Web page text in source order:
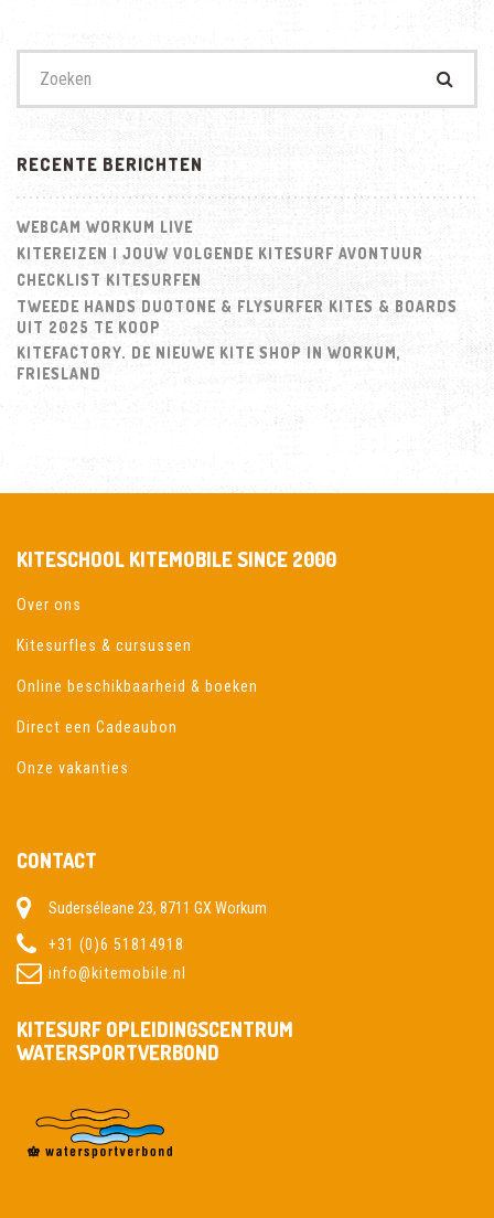
naar:
RECENTE BERICHTEN
WEBCAM WORKUM LIVE
KITEREIZEN | JOUW VOLGENDE KITESURF AVONTUUR
CHECKLIST KITESURFEN
TWEEDE HANDS DUOTONE & FLYSURFER KITES & BOARDS
UIT 2025 TE KOOP
KITEFACTORY. DE NIEUWE KITE SHOP IN WORKUM,
FRIESLAND
KITESCHOOL KITEMOBILE SINCE 2000
Over ons
Kitesurfles & cursussen
Online beschikbaarheid & boeken
Direct een Cadeaubon
Onze vakanties
CONTACT
Suderséleane 23, 8711 GX Workum
+31 (0)6 51814918
info@kitemobile.nl
KITESURF OPLEIDINGSCENTRUM
WATERSPORTVERBOND